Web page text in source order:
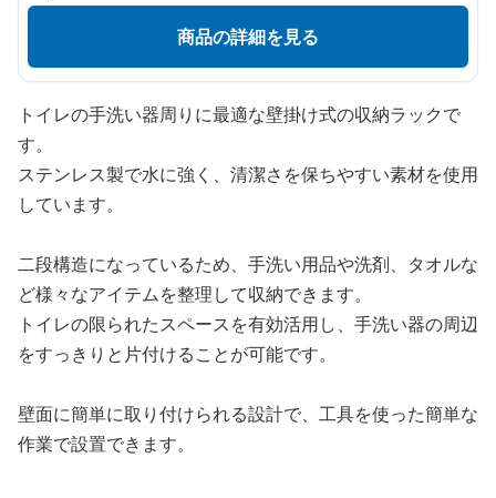
商品の詳細を見る
トイレの手洗い器周りに最適な壁掛け式の収納ラックで
す。
ステンレス製で水に強く、清潔さを保ちやすい素材を使用
しています。
二段構造になっているため、手洗い用品や洗剤、タオルな
ど様々なアイテムを整理して収納できます。
トイレの限られたスペースを有効活用し、手洗い器の周辺
をすっきりと片付けることが可能です。
壁面に簡単に取り付けられる設計で、工具を使った簡単な
作業で設置できます。